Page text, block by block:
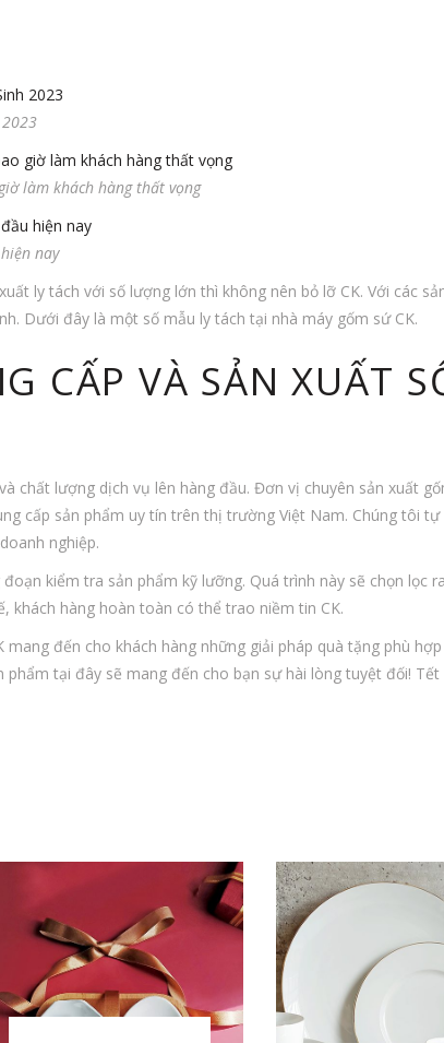
làm khách hàng thất vọng
nay
ly tách với số lượng lớn thì không nên bỏ lỡ CK. Với các
Dưới đây là một số mẫu ly tách tại nhà máy gốm sứ CK.
CẤP VÀ SẢN XUẤT
chất lượng dịch vụ lên hàng đầu. Đơn vị chuyên sản xuất
cấp sản phẩm uy tín trên thị trường Việt Nam. Chúng tôi
nghiệp.
kiểm tra sản phẩm kỹ lưỡng. Quá trình này sẽ chọn lọc
khách hàng hoàn toàn có thể trao niềm tin CK.
mang đến cho khách hàng những giải pháp quà tặng phù
phẩm tại đây sẽ mang đến cho bạn sự hài lòng tuyệt đối!